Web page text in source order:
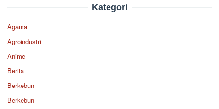
Kategori
Agama
Agroindustri
Anime
Berita
Berkebun
Berkebun